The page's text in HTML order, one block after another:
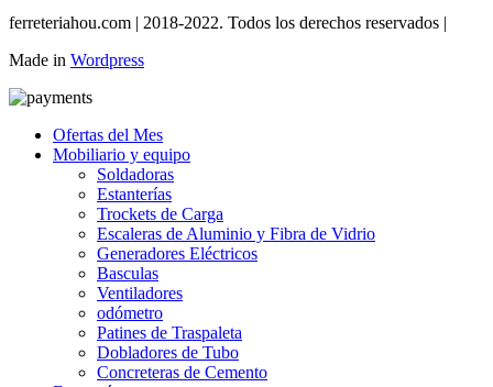
ferreteriahou.com | 2018-2022. Todos los derechos reservados |
Made in Wordpress
Ofertas del Mes
Mobiliario y equipo
Soldadoras
Estanterías
Trockets de Carga
Escaleras de Aluminio y Fibra de Vidrio
Generadores Eléctricos
Basculas
Ventiladores
odómetro
Patines de Traspaleta
Dobladores de Tubo
Concreteras de Cemento